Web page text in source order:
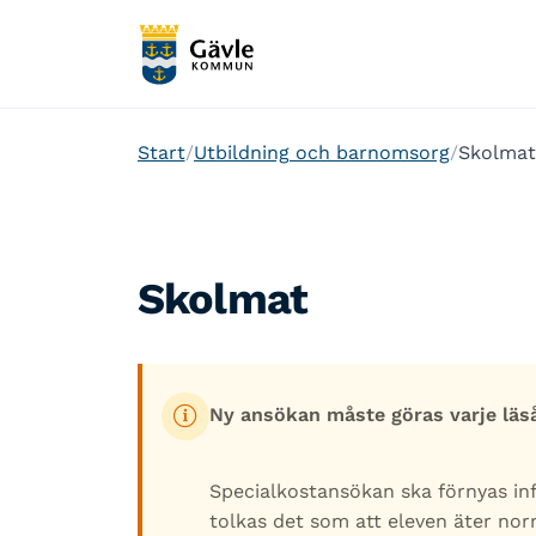
Start Utbildning och barnomsorg Skolmat
Skolmat
Ny ansökan måste göras varje
Specialkostansökan ska förnyas
tolkas det som att eleven äter